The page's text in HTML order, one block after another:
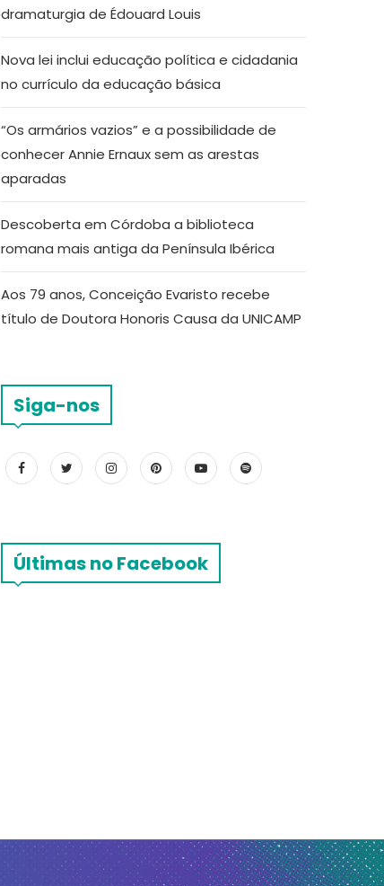
dramaturgia de Édouard Louis
Nova lei inclui educação política e cidadania
no currículo da educação básica
“Os armários vazios” e a possibilidade de
conhecer Annie Ernaux sem as arestas
aparadas
Descoberta em Córdoba a biblioteca
romana mais antiga da Península Ibérica
Aos 79 anos, Conceição Evaristo recebe
título de Doutora Honoris Causa da UNICAMP
Siga-nos
Últimas no Facebook